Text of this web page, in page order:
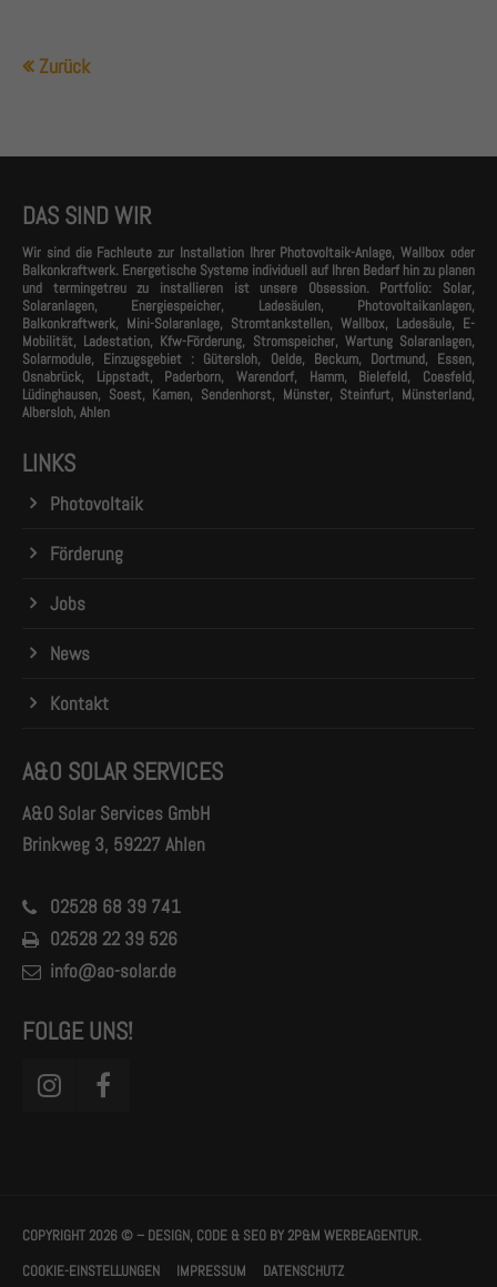
Zurück
DAS SIND WIR
Wir sind die Fachleute zur Installation Ihrer Photovoltaik-Anlage, Wallbox oder
Balkonkraftwerk. Energetische Systeme individuell auf Ihren Bedarf hin zu planen
und termingetreu zu installieren ist unsere Obsession. Portfolio: Solar,
Solaranlagen, Energiespeicher, Ladesäulen, Photovoltaikanlagen,
Balkonkraftwerk, Mini-Solaranlage, Stromtankstellen, Wallbox, Ladesäule, E-
Mobilität, Ladestation, Kfw-Förderung, Stromspeicher, Wartung Solaranlagen,
Solarmodule, Einzugsgebiet : Gütersloh, Oelde, Beckum, Dortmund, Essen,
Osnabrück, Lippstadt, Paderborn, Warendorf, Hamm, Bielefeld, Coesfeld,
Lüdinghausen, Soest, Kamen, Sendenhorst, Münster, Steinfurt, Münsterland,
Albersloh, Ahlen
LINKS
Photovoltaik
Förderung
Jobs
News
Kontakt
A&O SOLAR SERVICES
A&O Solar Services GmbH
Brinkweg 3, 59227 Ahlen
02528 68 39 741
02528 22 39 526
info@ao-solar.de
FOLGE UNS!
COPYRIGHT 2026 © – DESIGN, CODE & SEO BY2P&M WERBEAGENTUR.
COOKIE-EINSTELLUNGEN
IMPRESSUM DATENSCHUTZ